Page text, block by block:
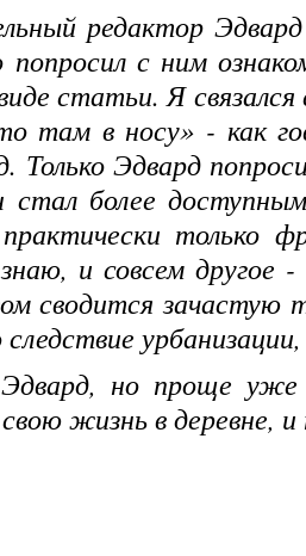
редактор
с ним
статьи. Я
там в носу» - как
Только Эдвард
более
только
и совсем
сводится зачастую
но проще уже
жизнь в деревне,